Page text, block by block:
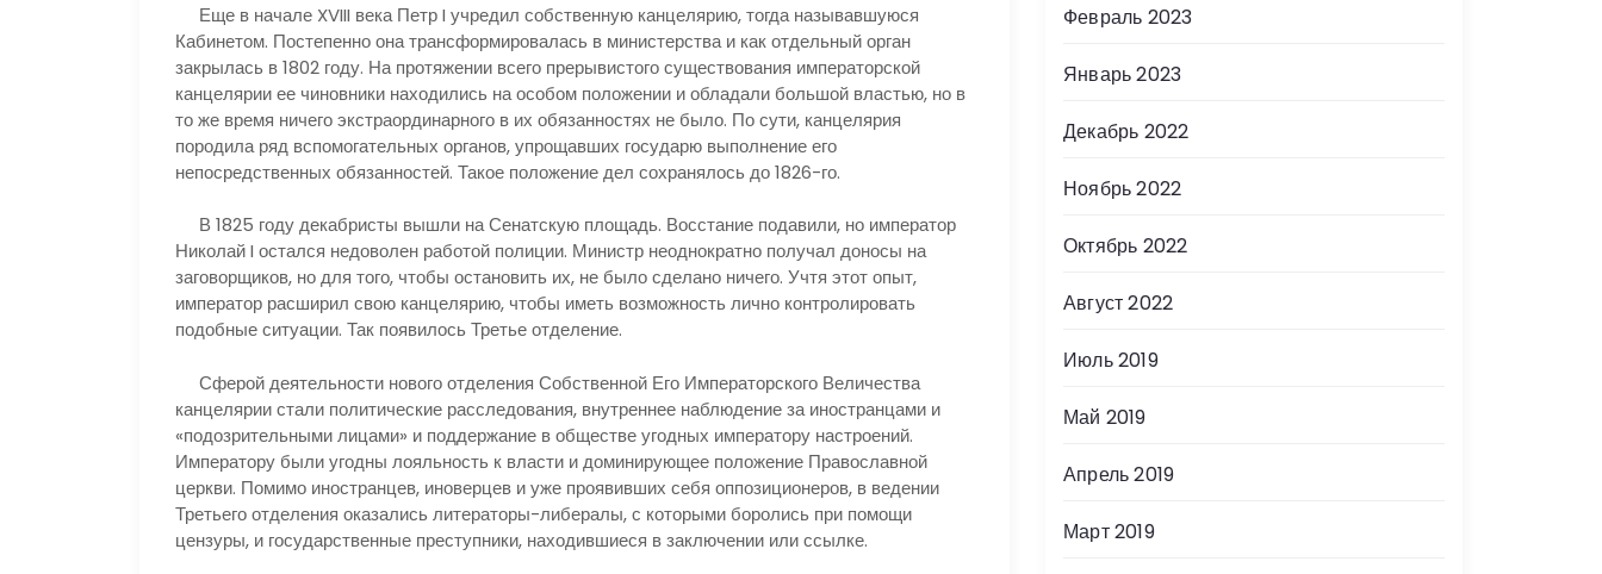
Еще в начале XVIII века Петр I учредил собственную канцелярию, тогда называвшуюся
Кабинетом. Постепенно она трансформировалась в министерства и как отдельный орган
закрылась в 1802 году. На протяжении всего прерывистого существования императорской
канцелярии ее чиновники находились на особом положении и обладали большой властью, но в
то же время ничего экстраординарного в их обязанностях не было. По сути, канцелярия
породила ряд вспомогательных органов, упрощавших государю выполнение его
непосредственных обязанностей. Такое положение дел сохранялось до 1826-го.
В 1825 году декабристы вышли на Сенатскую площадь. Восстание подавили, но император
Николай I остался недоволен работой полиции. Министр неоднократно получал доносы на
заговорщиков, но для того, чтобы остановить их, не было сделано ничего. Учтя этот опыт,
император расширил свою канцелярию, чтобы иметь возможность лично контролировать
подобные ситуации. Так появилось Третье отделение.
Сферой деятельности нового отделения Собственной Его Императорского Величества
канцелярии стали политические расследования, внутреннее наблюдение за иностранцами и
«подозрительными лицами» и поддержание в обществе угодных императору настроений.
Императору были угодны лояльность к власти и доминирующее положение Православной
церкви. Помимо иностранцев, иноверцев и уже проявивших себя оппозиционеров, в ведении
Третьего отделения оказались литераторы-либералы, с которыми боролись при помощи
цензуры, и государственные преступники, находившиеся в заключении или ссылке.
Февраль 2023
Январь 2023
Декабрь 2022
Ноябрь 2022
Октябрь 2022
Август 2022
Июль 2019
Май 2019
Апрель 2019
Март 2019